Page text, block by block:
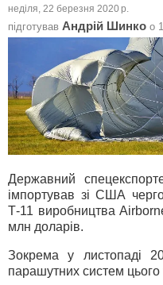
неділя, 22 березня 2020 р.
підготував Андрій Шинко о
Державний
імпортував зі США
Т-11 виробництва
млн доларів.
Зокрема у листопаді
парашутних систем цього